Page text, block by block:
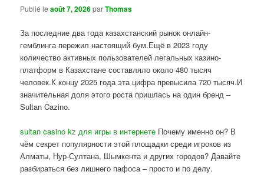
Publié leaoût 7, 2026parThomas
За последние два года казахстанский рынок онлайн-
гемблинга пережил настоящий бум.Ещё в 2023 году
количество активных пользователей легальных казино-
платформ в Казахстане составляло около 480 тысяч
человек.К концу 2025 года эта цифра превысила 720 тысяч.И
значительная доля этого роста пришлась на один бренд –
Sultan Cazino.
sultan casino kz для игры в интернете Почему именно он? В
чём секрет популярности этой площадки среди игроков из
Алматы, Нур-Султана, Шымкента и других городов? Давайте
разбираться без лишнего пафоса – просто и по делу.